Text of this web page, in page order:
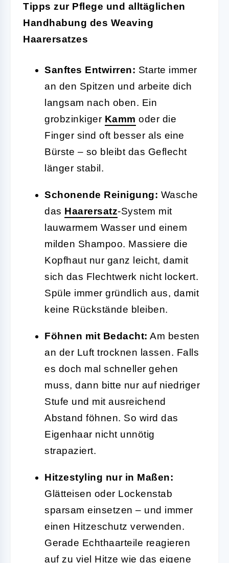
Tipps zur Pflege und alltäglichen
Handhabung des Weaving
Haarersatzes
Sanftes Entwirren: Starte immer
an den Spitzen und arbeite dich
langsam nach oben. Ein
grobzinkiger Kamm oder die
Finger sind oft besser als eine
Bürste – so bleibt das Geflecht
länger stabil.
Schonende Reinigung: Wasche
das Haarersatz-System mit
lauwarmem Wasser und einem
milden Shampoo. Massiere die
Kopfhaut nur ganz leicht, damit
sich das Flechtwerk nicht lockert.
Spüle immer gründlich aus, damit
keine Rückstände bleiben.
Föhnen mit Bedacht: Am besten
an der Luft trocknen lassen. Falls
es doch mal schneller gehen
muss, dann bitte nur auf niedriger
Stufe und mit ausreichend
Abstand föhnen. So wird das
Eigenhaar nicht unnötig
strapaziert.
Hitzestyling nur in Maßen:
Glätteisen oder Lockenstab
sparsam einsetzen – und immer
einen Hitzeschutz verwenden.
Gerade Echthaarteile reagieren
auf zu viel Hitze wie das eigene